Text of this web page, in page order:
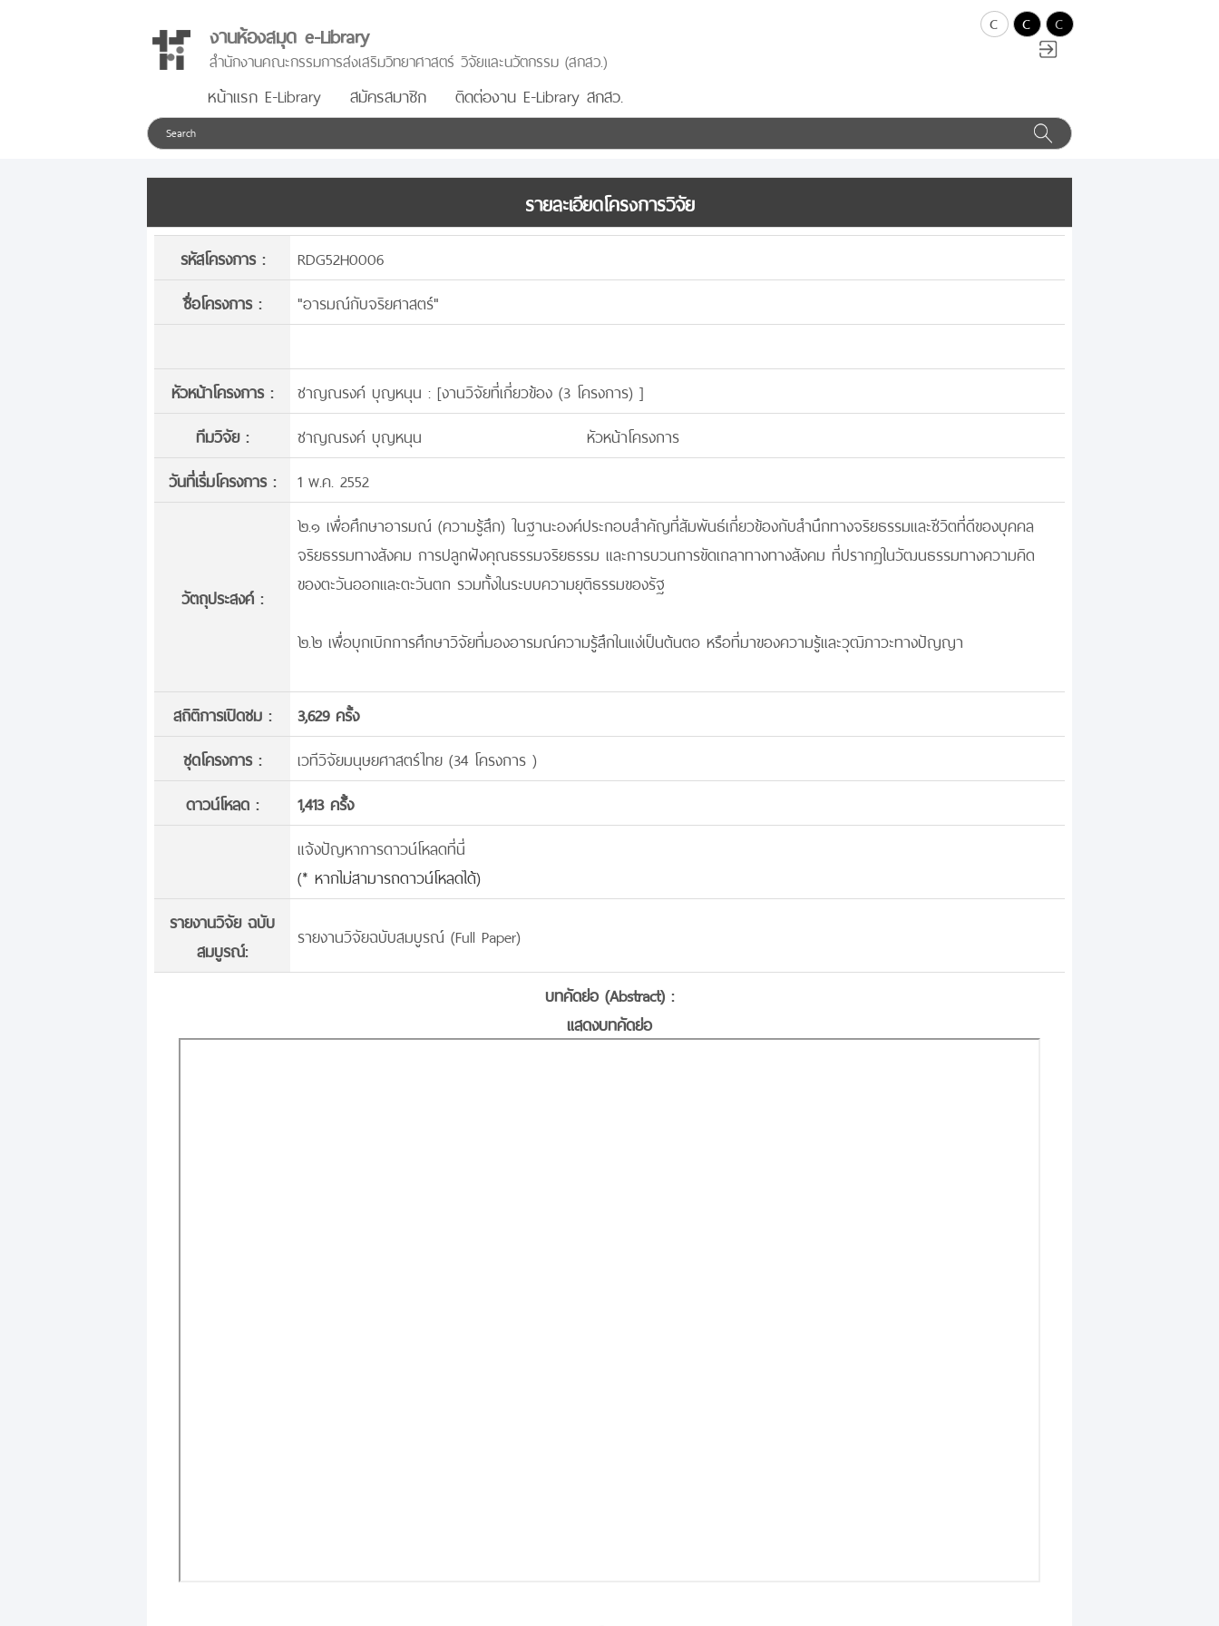
งานห้องสมุด e-Library
สำนักงานคณะกรรมการส่งเสริมวิทยาศาสตร์ วิจัยและนวัตกรรม (สกสว.)
หน้าแรก E-Library สมัครสมาชิก ติดต่องาน E-Library สกสว.
c c c
รายละเอียดโครงการวิจัย
รหัสโครงการ :
RDG52H0006
ชื่อโครงการ :
"อารมณ์กับจริยศาสตร์"
หัวหน้าโครงการ : ชาญณรงค์ บุญหนุน : [งานวิจัยที่เกี่ยวข้อง (3 โครงการ) ]
ทีมวิจัย :
ชาญณรงค์ บุญหนุน
หัวหน้าโครงการ
วันที่เริ่มโครงการ :
1 พ.ค. 2552
วัตถุประสงค์ :
๒.๑ เพื่อศึกษาอารมณ์ (ความรู้สึก) ในฐานะองค์ประกอบสำคัญที่สัมพันธ์เกี่ยวข้องกับสำนึกทางจริยธรรมและชีวิตที่ดีของบุคคล
จริยธรรมทางสังคม การปลูกฝังคุณธรรมจริยธรรม และการบวนการขัดเกลาทางทางสังคม ที่ปรากฏในวัฒนธรรมทางความคิด
ของตะวันออกและตะวันตก รวมทั้งในระบบความยุติธรรมของรัฐ
๒.๒ เพื่อบุกเบิกการศึกษาวิจัยที่มองอารมณ์ความรู้สึกในแง่เป็นต้นตอ หรือที่มาของความรู้และวุฒิภาวะทางปัญญา
สถิติการเปิดชม :
3,629 ครั้ง
ชุดโครงการ :
เวทีวิจัยมนุษยศาสตร์ไทย (34 โครงการ )
ดาวน์โหลด :
1,413 ครั้้ง
แจ้งปัญหาการดาวน์โหลดที่นี่
(* หากไม่สามารถดาวน์โหลดได้)
รายงานวิจัย ฉบับ
สมบูรณ์:
รายงานวิจัยฉบับสมบูรณ์ (Full Paper)
บทคัดย่อ (Abstract) :
แสดงบทคัดย่อ